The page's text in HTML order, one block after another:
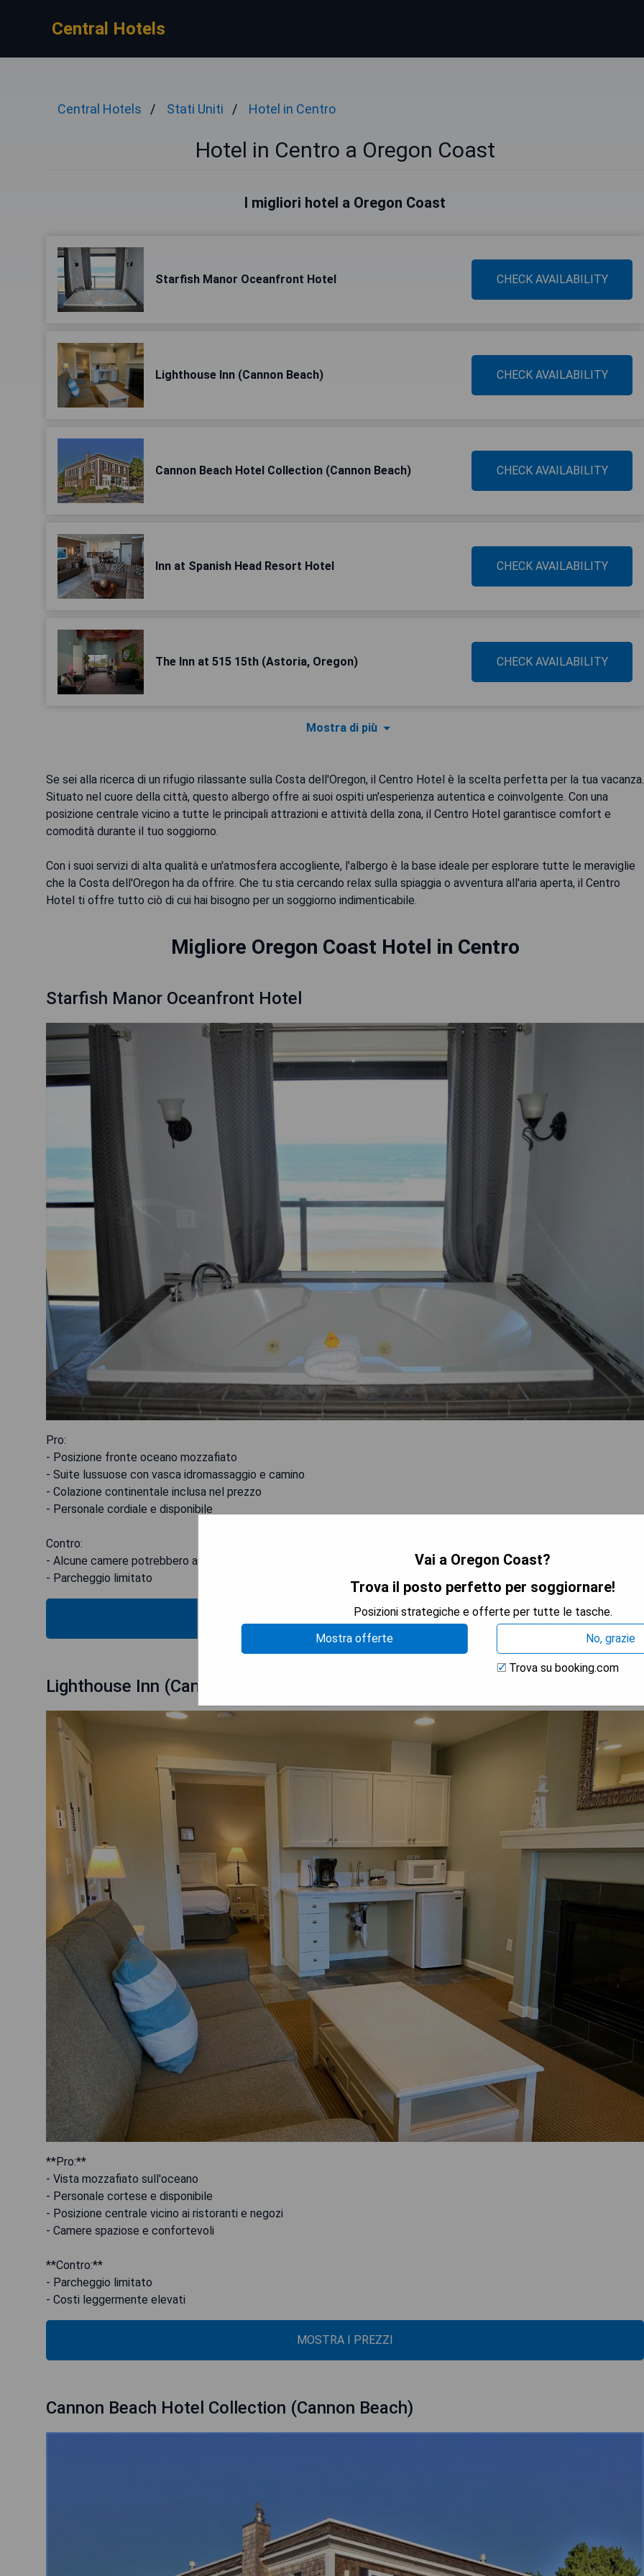
Central Hotels
Central Hotels Stati Uniti Hotel in Centro
Hotel in Centro a Oregon Coast
I migliori hotel a Oregon Coast
Starfish Manor Oceanfront Hotel CHECK AVAILABILITY
Lighthouse Inn (Cannon Beach) CHECK AVAILABILITY
Cannon Beach Hotel Collection (Cannon Beach) CHECK AVAILABILITY
Inn at Spanish Head Resort Hotel CHECK AVAILABILITY
The Inn at 515 15th (Astoria, Oregon) CHECK AVAILABILITY
Mostra di più
Se sei alla ricerca di un rifugio rilassante sulla Costa dell'Oregon, il Centro Hotel è la scelta perfetta per la tua vacanza.
Situato nel cuore della città, questo albergo offre ai suoi ospiti un'esperienza autentica e coinvolgente. Con una
posizione centrale vicino a tutte le principali attrazioni e attività della zona, il Centro Hotel garantisce comfort e
comodità durante il tuo soggiorno.
Con i suoi servizi di alta qualità e un'atmosfera accogliente, l'albergo è la base ideale per esplorare tutte le meraviglie
che la Costa dell'Oregon ha da offrire. Che tu stia cercando relax sulla spiaggia o avventura all'aria aperta, il Centro
Hotel ti offre tutto ciò di cui hai bisogno per un soggiorno indimenticabile.
Migliore Oregon Coast Hotel in Centro
Starfish Manor Oceanfront Hotel
Pro:
- Posizione fronte oceano mozzafiato
- Suite lussuose con vasca idromassaggio e camino
- Colazione continentale inclusa nel prezzo
- Personale cordiale e disponibile
Contro:
- Alcune camere potrebbero avere problemi di insonorizzazione
- Parcheggio limitato
MOSTRA I PREZZI
Lighthouse Inn (Cannon Beach)
**Pro:**
- Vista mozzafiato sull'oceano
- Personale cortese e disponibile
- Posizione centrale vicino ai ristoranti e negozi
- Camere spaziose e confortevoli
**Contro:**
- Parcheggio limitato
- Costi leggermente elevati
MOSTRA I PREZZI
Cannon Beach Hotel Collection (Cannon Beach)
Vai a Oregon Coast?
Trova il posto perfetto per soggiornare!
Posizioni strategiche e offerte per tutte le tasche.
Mostra offerte
No, grazie
Trova su booking.com